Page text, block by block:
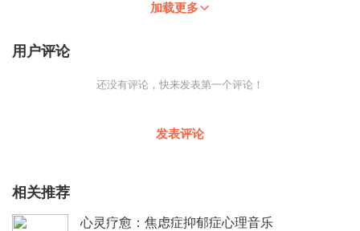
加载更多
用户评论
还没有评论，快来发表第一个评论！
发表评论
相关推荐
心灵疗愈：焦虑症抑郁症心理音乐